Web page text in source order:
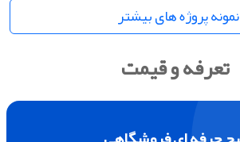
نمونه پروژه های بیشتر
تعرفه و قیمت